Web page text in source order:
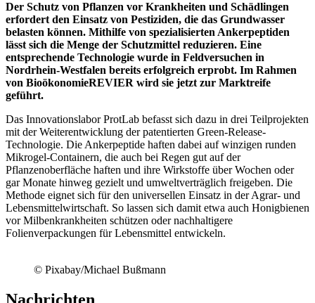
Der Schutz von Pflanzen vor Krankheiten und Schädlingen
erfordert den Einsatz von Pestiziden, die das Grundwasser
belasten können. Mithilfe von spezialisierten Ankerpeptiden
lässt sich die Menge der Schutzmittel reduzieren. Eine
entsprechende Technologie wurde in Feldversuchen in
Nordrhein-Westfalen bereits erfolgreich erprobt. Im Rahmen
von BioökonomieREVIER wird sie jetzt zur Marktreife
geführt.
Das Innovationslabor ProtLab befasst sich dazu in drei Teilprojekten
mit der Weiterentwicklung der patentierten Green-Release-
Technologie. Die Ankerpeptide haften dabei auf winzigen runden
Mikrogel-Containern, die auch bei Regen gut auf der
Pflanzenoberfläche haften und ihre Wirkstoffe über Wochen oder
gar Monate hinweg gezielt und umweltverträglich freigeben. Die
Methode eignet sich für den universellen Einsatz in der Agrar- und
Lebensmittelwirtschaft. So lassen sich damit etwa auch Honigbienen
vor Milbenkrankheiten schützen oder nachhaltigere
Folienverpackungen für Lebensmittel entwickeln.
© Pixabay/Michael Bußmann